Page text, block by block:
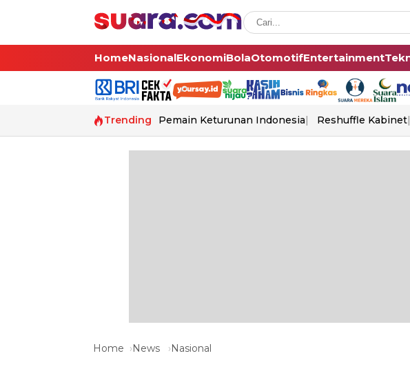
HomeNasionalEkonomiBolaOtomotifEntertainment
Trending Pemain Keturunan Indonesia Reshuffle Kabinet
Home News Nasional